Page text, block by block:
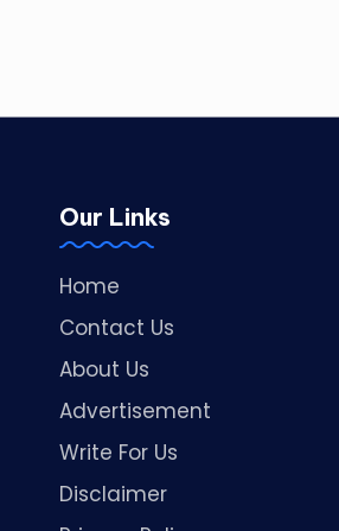
Our Links
Home
Contact Us
About Us
Advertisement
Write For Us
Disclaimer